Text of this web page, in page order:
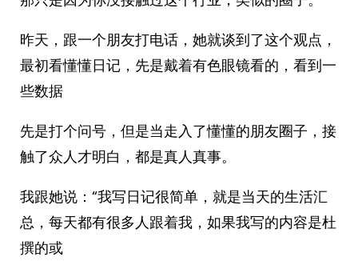
昨天，跟一个朋友打电话，她就谈到了这个观点，
最初看懂懂日记，先是戴着有色眼镜看的，看到一
些数据
先是打个问号，但是当走入了懂懂的朋友圈子，接
触了众人才明白，都是真人真事。
我跟她说：“我写日记很简单，就是当天的生活汇
总，每天都有很多人跟着我，如果我写的内容是杜
撰的或